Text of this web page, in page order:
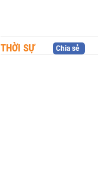
THỜI SỰ Chia sẻ